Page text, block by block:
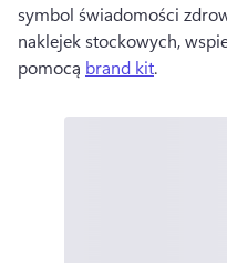
symbol świadomości
naklejek stockowych,
pomocą brand kit.